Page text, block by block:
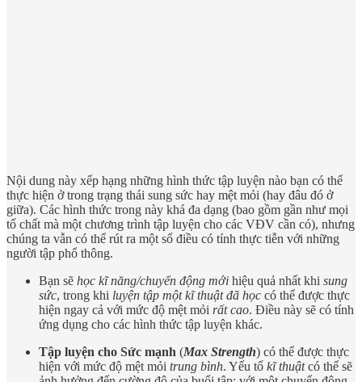
Nội dung này xếp hạng những hình thức tập luyện nào bạn có thể
thực hiện ở trong trạng thái sung sức hay mệt mỏi (hay đâu đó ở
giữa). Các hình thức trong này khá đa dạng (bao gồm gần như mọi
tố chất mà một chương trình tập luyện cho các VĐV cần có), nhưng
chúng ta vẫn có thể rút ra một số điều có tính thực tiễn với những
người tập phổ thông.
Bạn sẽ học kĩ năng/chuyển động mới hiệu quả nhất khi sung
sức, trong khi luyện tập một kĩ thuật đã học có thể được thực
hiện ngay cả với mức độ mệt mỏi rất cao. Điều này sẽ có tính
ứng dụng cho các hình thức tập luyện khác.
Tập luyện cho Sức mạnh (Max Strength) có thể được thực
hiện với mức độ mệt mỏi trung bình. Yếu tố kĩ thuậtcó thể sẽ